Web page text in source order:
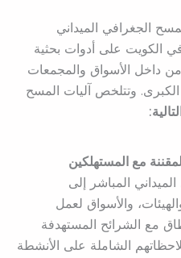
الجغرافي الميداني
الكويت على أدوات بحثية
داخل الأسواق والمجمعات
الكبرى. وتتلخص آليات المسح
مع المستهلكين
المباشر إلى
والأسواق لعمل
مع الشرائح المستهدفة
الشاملة على الأنشطة